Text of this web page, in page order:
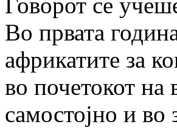
Говорот се
Во првата
африкатите за
во почетокот на
самостојно и во